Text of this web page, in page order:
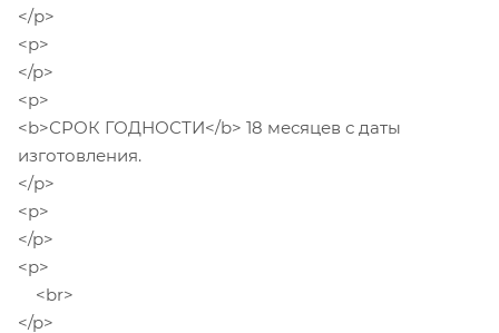
</p>
<p>
</p>
<p>
<b>СРОК ГОДНОСТИ</b> 18 месяцев с даты
изготовления.
</p>
<p>
</p>
<p>
<br>
</p>